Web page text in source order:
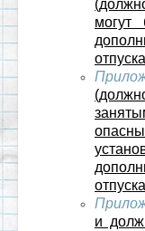
могут
и